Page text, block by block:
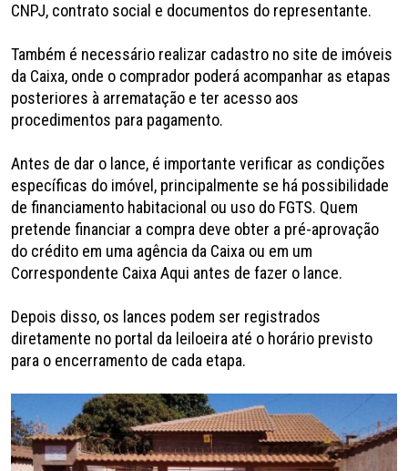
CNPJ, contrato social e documentos do representante.
Também é necessário realizar cadastro no site de imóveis
da Caixa, onde o comprador poderá acompanhar as etapas
posteriores à arrematação e ter acesso aos
procedimentos para pagamento.
Antes de dar o lance, é importante verificar as condições
específicas do imóvel, principalmente se há possibilidade
de financiamento habitacional ou uso do FGTS. Quem
pretende financiar a compra deve obter a pré-aprovação
do crédito em uma agência da Caixa ou em um
Correspondente Caixa Aqui antes de fazer o lance.
Depois disso, os lances podem ser registrados
diretamente no portal da leiloeira até o horário previsto
para o encerramento de cada etapa.